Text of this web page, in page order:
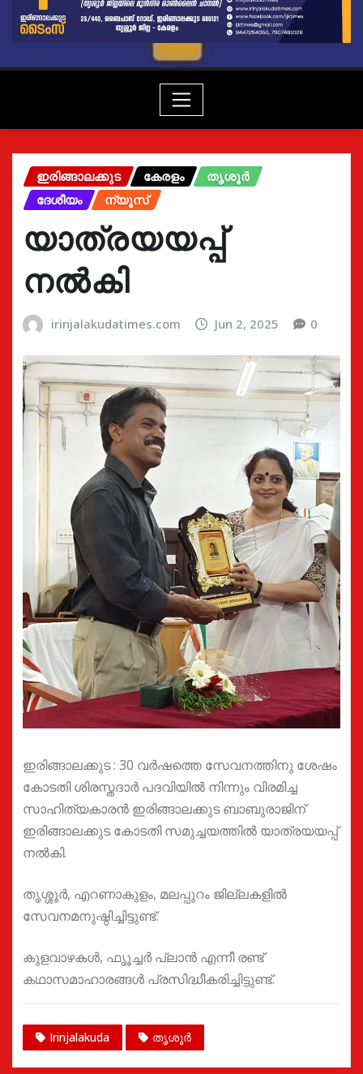
ഇരിങ്ങാലക്കുട കേരളം
തൃശൂർ
ദേശീയം
ന്യൂസ്
യാത്രയയപ്പ്
നൽകി
irinjalakudatimes.com Jun 2, 2025 0
ഇരിങ്ങാലക്കുട : 30 വർഷത്തെ സേവനത്തിനു ശേഷം
കോടതി ശിരസ്തദാർ പദവിയിൽ നിന്നും വിരമിച്ച
സാഹിത്യകാരൻ ഇരിങ്ങാലക്കുട ബാബുരാജിന്
ഇരിങ്ങാലക്കുട കോടതി സമുച്ചയത്തിൽ യാത്രയയപ്പ്
നൽകി.
തൃശ്ശൂർ, എറണാകുളം, മലപ്പുറം ജില്ലകളിൽ
സേവനമനുഷ്ഠിച്ചിട്ടുണ്ട്.
കുളവാഴകൾ, ഫൃൂച്ചർ പ്ലാൻ എന്നീ രണ്ട്
കഥാസമാഹാരങ്ങൾ പ്രസിദ്ധീകരിച്ചിട്ടുണ്ട്.
Irinjalakuda തൃശൂർ